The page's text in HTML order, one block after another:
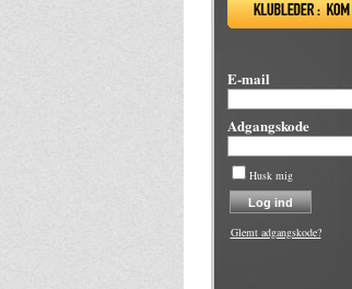
E-mail
Adgangskode
Husk mig
Glemt adgangskode?